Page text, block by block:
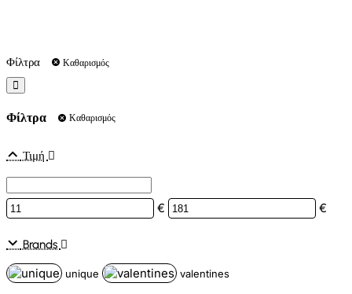
Φίλτρα Καθαρισμός
Φίλτρα Καθαρισμός
Τιμή
€ €
Brands
unique valentines